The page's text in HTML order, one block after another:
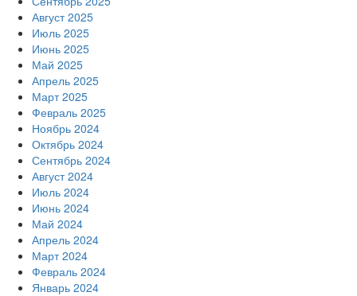
Август 2025
Июль 2025
Июнь 2025
Май 2025
Апрель 2025
Март 2025
Февраль 2025
Ноябрь 2024
Октябрь 2024
Сентябрь 2024
Август 2024
Июль 2024
Июнь 2024
Май 2024
Апрель 2024
Март 2024
Февраль 2024
Январь 2024